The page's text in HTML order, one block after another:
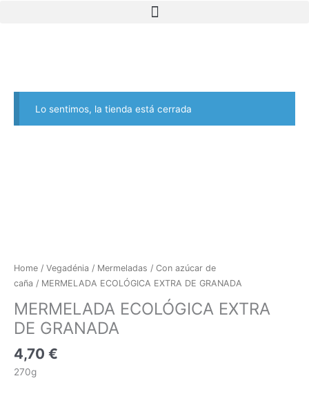
Lo sentimos, la tienda está cerrada
Home / Vegadénia / Mermeladas / Con azúcar de
caña / MERMELADA ECOLÓGICA EXTRA DE GRANADA
MERMELADA ECOLÓGICA EXTRA
DE GRANADA
4,70 €
270g